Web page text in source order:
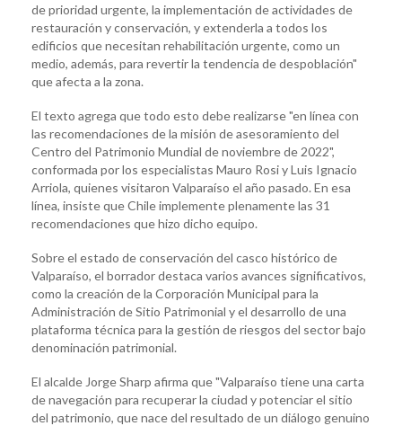
de prioridad urgente, la implementación de actividades de
restauración y conservación, y extenderla a todos los
edificios que necesitan rehabilitación urgente, como un
medio, además, para revertir la tendencia de despoblación"
que afecta a la zona.
El texto agrega que todo esto debe realizarse "en línea con
las recomendaciones de la misión de asesoramiento del
Centro del Patrimonio Mundial de noviembre de 2022",
conformada por los especialistas Mauro Rosi y Luis Ignacio
Arriola, quienes visitaron Valparaíso el año pasado. En esa
línea, insiste que Chile implemente plenamente las 31
recomendaciones que hizo dicho equipo.
Sobre el estado de conservación del casco histórico de
Valparaíso, el borrador destaca varios avances significativos,
como la creación de la Corporación Municipal para la
Administración de Sitio Patrimonial y el desarrollo de una
plataforma técnica para la gestión de riesgos del sector bajo
denominación patrimonial.
El alcalde Jorge Sharp afirma que "Valparaíso tiene una carta
de navegación para recuperar la ciudad y potenciar el sitio
del patrimonio, que nace del resultado de un diálogo genuino